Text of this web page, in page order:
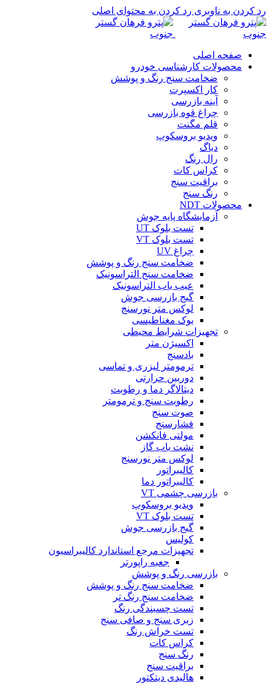
رد کردن به ناوبری رد کردن به محتوای اصلی
صفحه اصلی
محصولات کارشناسی خودرو
ضخامت سنج رنگ و پوشش
کار اکسپرت
آینه بازرسی
چراغ قوه بازرسی
قلم مگنت
ویدیو بروسکوپ
دیاگ
رال رنگ
کراس کات
براقیت سنج
رنگ سنج
محصولات NDT
آزمایشگاه پایه جوش
تست بلوک UT
تست بلوک VT
چراغ UV
ضخامت سنج رنگ و پوشش
ضخامت سنج التراسونیک
عیب یاب التراسونیک
گیج بازرسی جوش
لوکس متر نورسنج
یوک مغناطیسی
تجهیزات شرایط محیطی
اکسیژن متر
بادسنج
ترمومتر لیزری و تماسی
دوربین حرارتی
دیتالاگر دما و رطوبت
رطوبت سنج و ترمومتر
صوت سنج
فشارسنج
مولتی فانکشن
نشت یاب گاز
لوکس متر نورسنج
کالیبراتور
کالیبراتور دما
بازرسی چشمی VT
ویدیو بروسکوپ
تست بلوک VT
گیج بازرسی جوش
کولیس
تجهیزات مرجع استاندارد کالیبراسیون
جعبه راپورتر
بازرسی رنگ و پوشش
ضخامت سنج رنگ و پوشش
ضخامت سنج رنگ تر
تست چسبندگی رنگ
زبری سنج و صافی سنج
تست خراش رنگ
کراس کات
رنگ سنج
براقیت سنج
هالیدی دیتکتور